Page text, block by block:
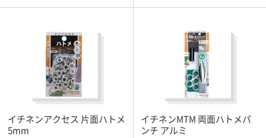
イチネンアクセス 片面ハトメ
5mm
イチネンMTM 両面ハトメパ
ンチ アルミ